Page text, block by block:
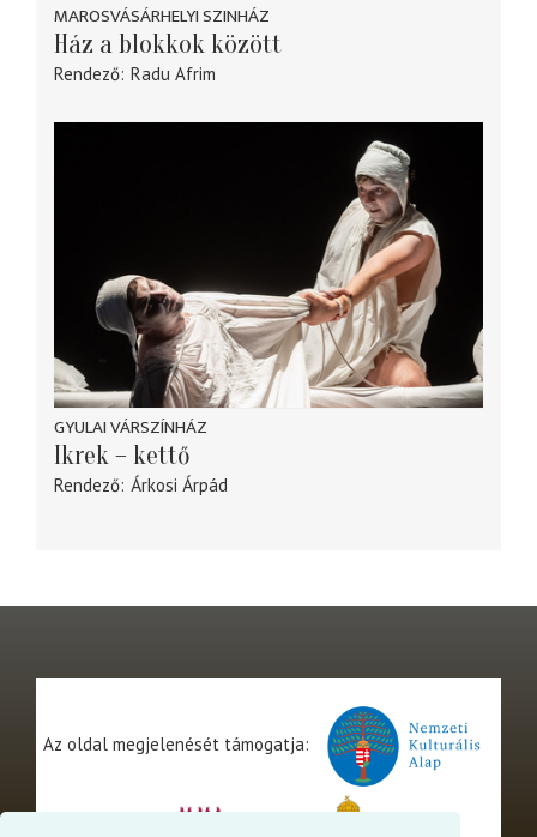
MAROSVÁSÁRHELYI SZINHÁZ
Ház a blokkok között
Rendező Radu Afrim
GYULAI VÁRSZÍNHÁZ
Ikrek – kettő
Rendező Árkosi Árpád
Az oldal megjelenését támogatja: